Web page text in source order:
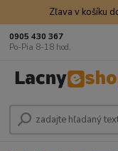
Zľava v košíku
0905 430 367
Po-Pia 8-18 hod.